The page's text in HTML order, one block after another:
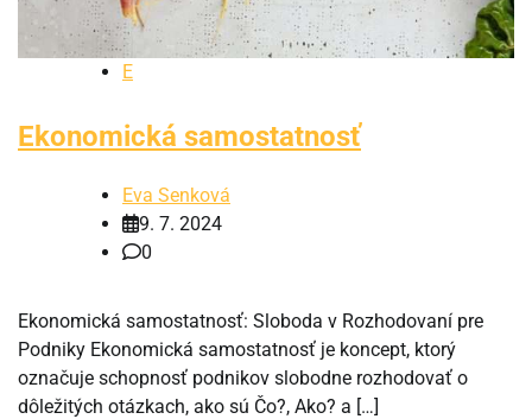
E
Ekonomická samostatnosť
Eva Senková
9. 7. 2024
0
Ekonomická samostatnosť: Sloboda v Rozhodovaní pre
Podniky Ekonomická samostatnosť je koncept, ktorý
označuje schopnosť podnikov slobodne rozhodovať o
dôležitých otázkach, ako sú Čo?, Ako? a […]